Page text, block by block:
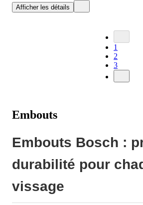
Afficher les détails
1
2
3
Embouts
Embouts Bosch :
durabilité pour
vissage